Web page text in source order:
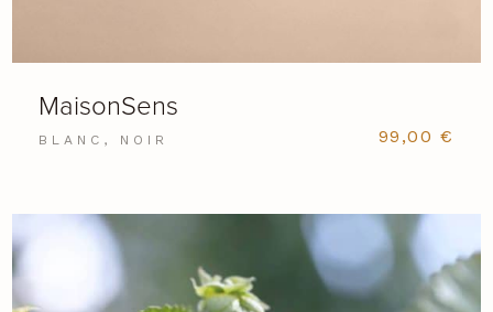
MaisonSens
BLANC, NOIR 99,00€